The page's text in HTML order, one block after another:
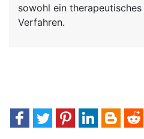
sowohl ein
Verfahren.